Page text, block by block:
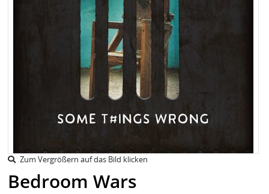
Zum Vergrößern auf das Bild klicken
Bedroom Wars